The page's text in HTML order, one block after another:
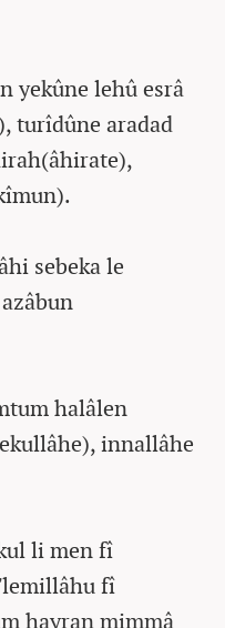
yekûne lehû esrâ
turîdûne aradad
sebeka le
halâlen
innallâhe
li men fî
fî
hayran mimmâ